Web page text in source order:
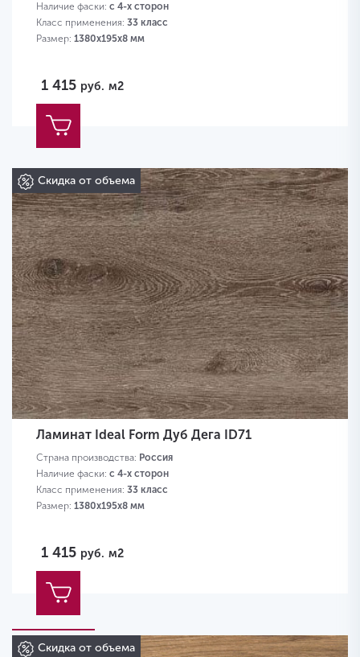
Наличие фаски: с 4-х сторон
Класс применения: 33 класс
Размер: 1380х195х8 мм
1 415 руб. м2
Скидка от объема
Ламинат Ideal Form Дуб Дега ID71
Страна производства: Россия
Наличие фаски: с 4-х сторон
Класс применения: 33 класс
Размер: 1380х195х8 мм
1 415 руб. м2
Скидка от объема